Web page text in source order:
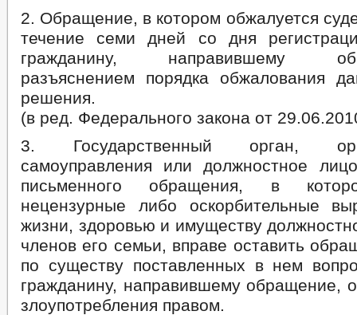
2. Обращение, в котором обжалуется
течение семи дней со дня
гражданину, направившему
разъяснением порядка обжалования
решения.
(в ред. Федерального закона от
3. Государственный орган,
самоуправления или должностное
письменного обращения, в
нецензурные либо оскорбительные
жизни, здоровью и имуществу
членов его семьи, вправе оставить
по существу поставленных в нем
гражданину, направившему обращение,
злоупотребления правом.